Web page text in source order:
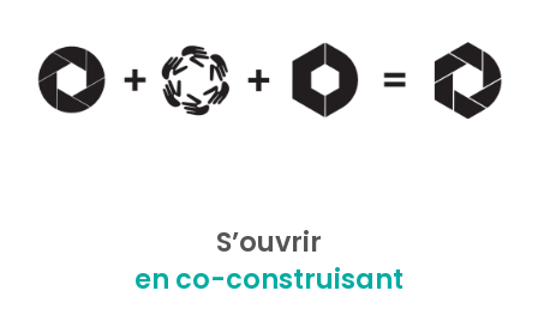
S’ouvrir
en co-construisant